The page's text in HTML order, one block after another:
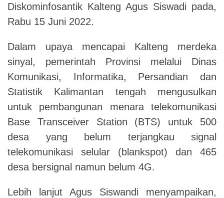
Diskominfosantik Kalteng Agus Siswadi pada,
Rabu 15 Juni 2022.
Dalam upaya mencapai Kalteng merdeka
sinyal, pemerintah Provinsi melalui Dinas
Komunikasi, Informatika, Persandian dan
Statistik Kalimantan tengah mengusulkan
untuk pembangunan menara telekomunikasi
Base Transceiver Station (BTS) untuk 500
desa yang belum terjangkau signal
telekomunikasi selular (blankspot) dan 465
desa bersignal namun belum 4G.
Lebih lanjut Agus Siswandi menyampaikan,